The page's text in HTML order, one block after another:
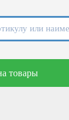
товары